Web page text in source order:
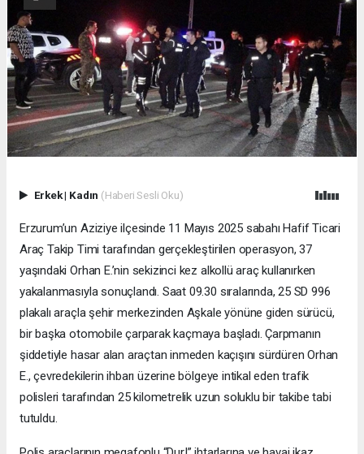
Erkek| Kadın (Haberi Sesli Oku)
Erzurum’un Aziziye ilçesinde 11 Mayıs 2025 sabahı Hafif Ticari
Araç Takip Timi tarafından gerçekleştirilen operasyon, 37
yaşındaki Orhan E.’nin sekizinci kez alkollü araç kullanırken
yakalanmasıyla sonuçlandı. Saat 09.30 sıralarında, 25 SD 996
plakalı araçla şehir merkezinden Aşkale yönüne giden sürücü,
bir başka otomobile çarparak kaçmaya başladı. Çarpmanın
şiddetiyle hasar alan araçtan inmeden kaçışını sürdüren Orhan
E., çevredekilerin ihbarı üzerine bölgeye intikal eden trafik
polisleri tarafından 25 kilometrelik uzun soluklu bir takibe tabi
tutuldu.